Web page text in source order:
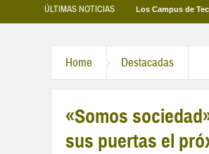
ÚLTIMAS NOTICIAS
2026 Los Campus de
Home Destacadas
«Somos
sus puertas el